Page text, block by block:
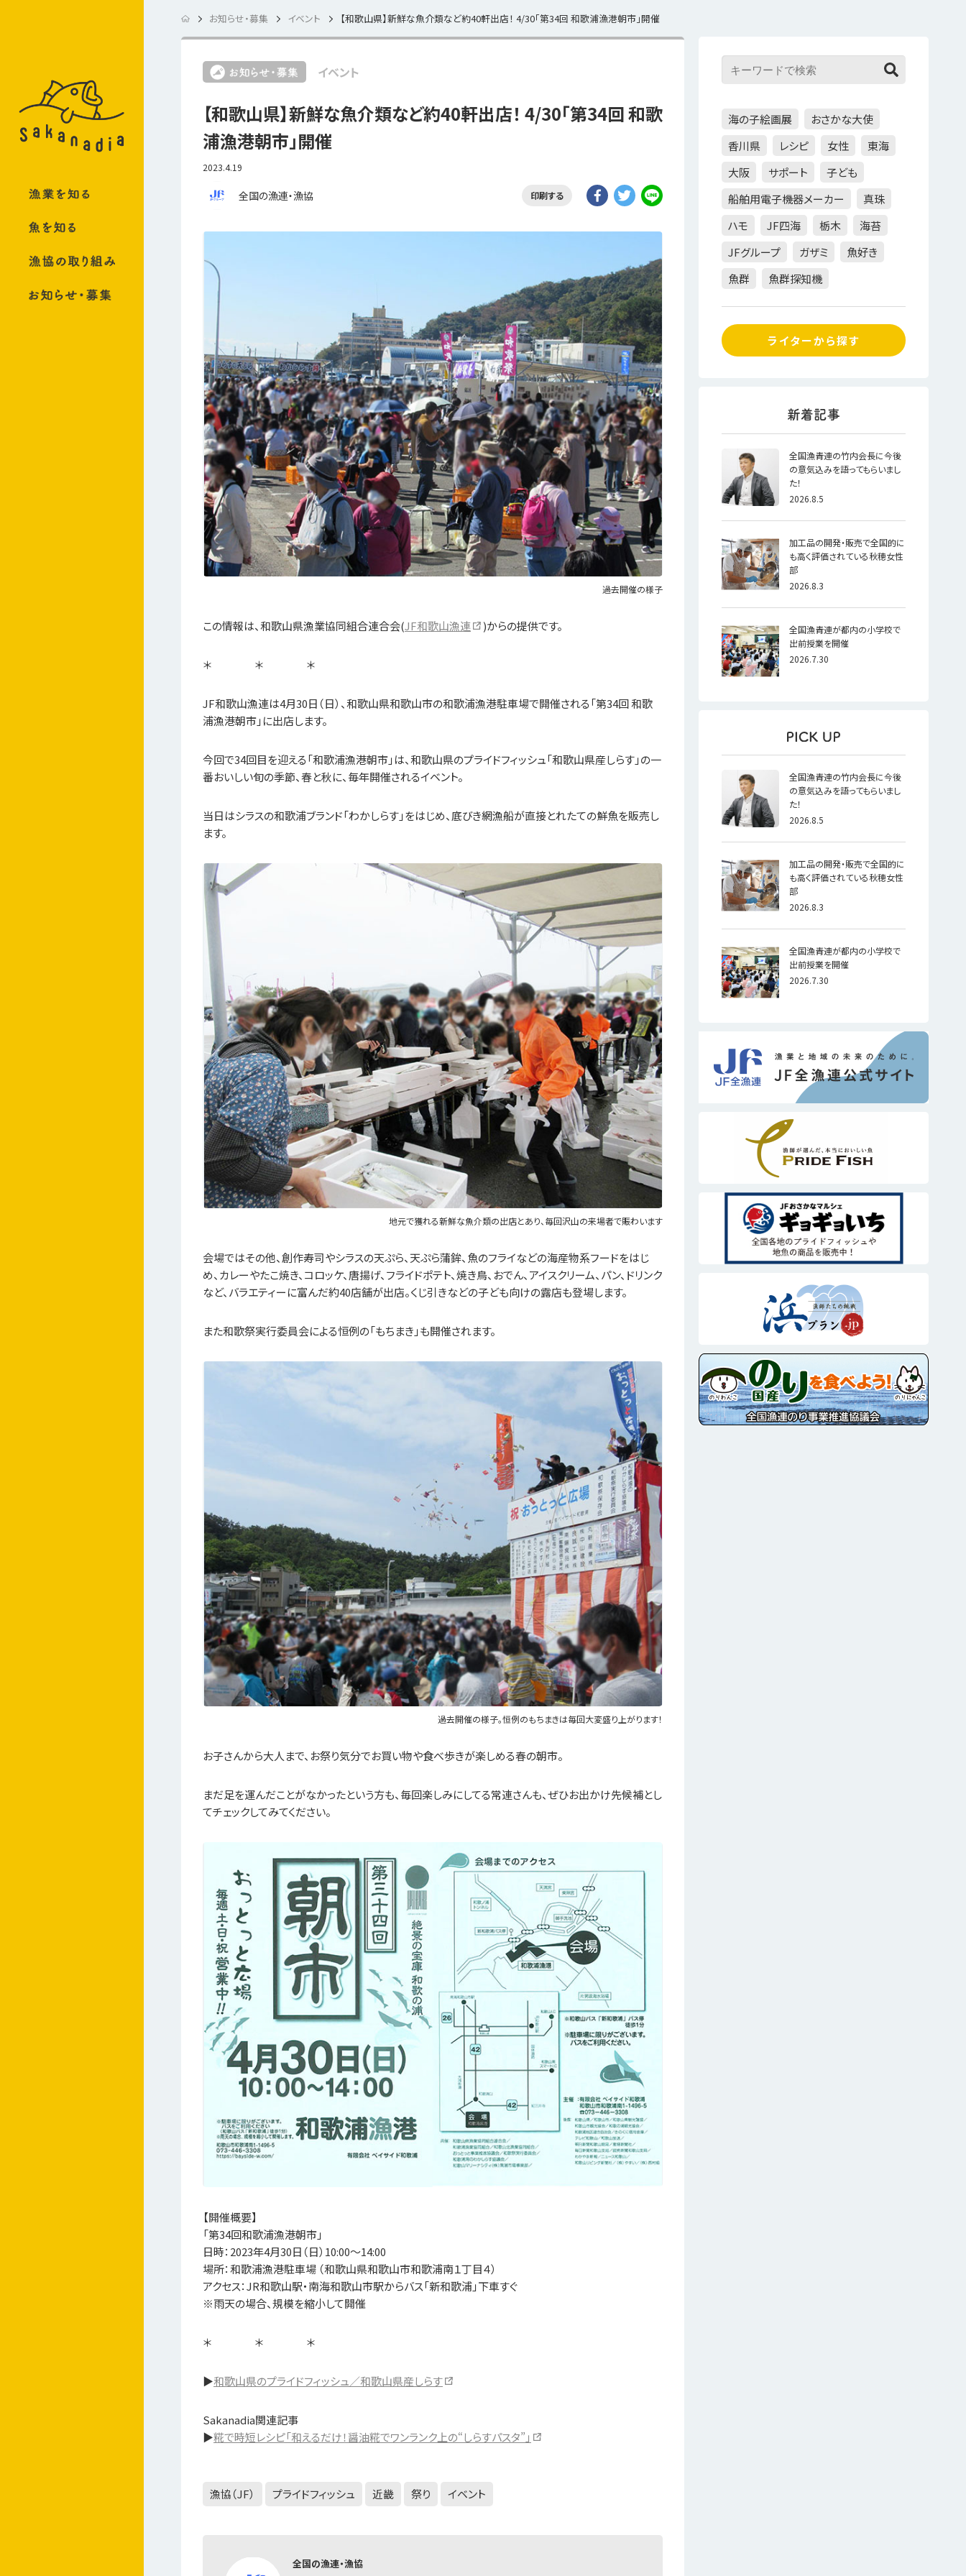
お知らせ・募集 イベント 【和歌山県】新鮮な魚介類など約40軒出店！ 4/30「第34回 和歌浦漁港朝市」開催
イベント
【和歌山県】新鮮な魚介類など約40軒出店！ 4/30「第34回 和歌
浦漁港朝市」開催
2023.4.19
全国の漁連・漁協 印刷する
過去開催の様子
この情報は、和歌山県漁業協同組合連合会(JF和歌山漁連 )からの提供です。
＊ ＊ ＊
JF和歌山漁連は4月30日（日）、和歌山県和歌山市の和歌浦漁港駐車場で開催される「第34回 和歌
浦漁港朝市」に出店します。
今回で34回目を迎える「和歌浦漁港朝市」は、和歌山県のプライドフィッシュ「和歌山県産しらす」の一
番おいしい旬の季節、春と秋に、毎年開催されるイベント。
当日はシラスの和歌浦ブランド「わかしらす」をはじめ、底びき網漁船が直接とれたての鮮魚を販売し
ます。
地元で獲れる新鮮な魚介類の出店とあり、毎回沢山の来場者で賑わいます
会場ではその他、創作寿司やシラスの天ぷら、天ぷら蒲鉾、魚のフライなどの海産物系フードをはじ
め、カレーやたこ焼き、コロッケ、唐揚げ、フライドポテト、焼き鳥、おでん、アイスクリーム、パン、ドリンク
など、バラエティーに富んだ約40店舗が出店。くじ引きなどの子ども向けの露店も登場します。
また和歌祭実行委員会による恒例の「もちまき」も開催されます。
過去開催の様子。恒例のもちまきは毎回大変盛り上がります！
お子さんから大人まで、お祭り気分でお買い物や食べ歩きが楽しめる春の朝市。
まだ足を運んだことがなかったという方も、毎回楽しみにしてる常連さんも、ぜひお出かけ先候補とし
てチェックしてみてください。
【開催概要】
「第34回和歌浦漁港朝市」
日時：2023年4月30日（日）10:00～14:00
場所：和歌浦漁港駐車場 （和歌山県和歌山市和歌浦南１丁目４）
アクセス：JR和歌山駅・南海和歌山市駅からバス「新和歌浦」下車すぐ
※雨天の場合、規模を縮小して開催
＊ ＊ ＊
▶和歌山県のプライドフィッシュ／和歌山県産しらす
Sakanadia関連記事
▶糀で時短レシピ「和えるだけ！醤油糀でワンランク上の“しらすパスタ”」
漁協（JF） プライドフィッシュ 近畿 祭り イベント
全国の漁連・漁協
海の子絵画展
おさかな大使
香川県
レシピ 女性
東海
大阪
サポート
子ども
船舶用電子機器メーカー
真珠
ハモ
JF四海 栃木
海苔
JFグループ
ガザミ
魚好き
魚群
魚群探知機
ライターから探す
全国漁青連の竹内会長に今後
の意気込みを語ってもらいまし
た！
2026.8.5
加工品の開発・販売で全国的に
も高く評価されている秋穂女性
部
2026.8.3
全国漁青連が都内の小学校で
出前授業を開催
2026.7.30
全国漁青連の竹内会長に今後
の意気込みを語ってもらいまし
た！
2026.8.5
加工品の開発・販売で全国的に
も高く評価されている秋穂女性
部
2026.8.3
全国漁青連が都内の小学校で
出前授業を開催
2026.7.30